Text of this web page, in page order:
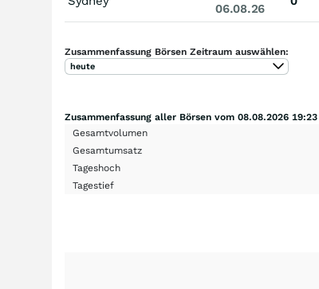
06.08.26
Zusammenfassung Börsen Zeitraum auswählen:
heute
Zusammenfassung aller Börsen vom 08.08.2026
Gesamtvolumen
Gesamtumsatz
Tageshoch
Tagestief